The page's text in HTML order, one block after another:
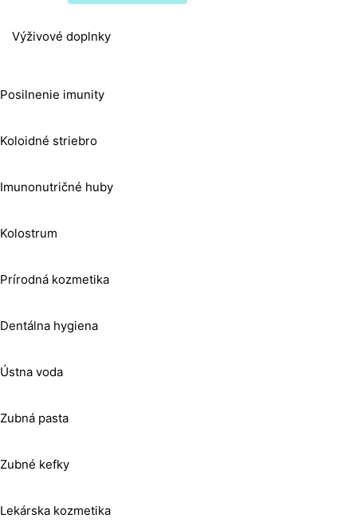
Výživové doplnky
Posilnenie imunity
Koloidné striebro
Imunonutričné huby
Kolostrum
Prírodná kozmetika
Dentálna hygiena
Ústna voda
Zubná pasta
Zubné kefky
Lekárska kozmetika